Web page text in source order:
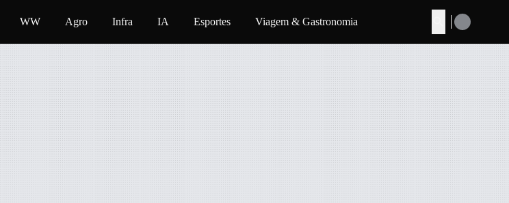
Buscar
WW Agro Infra IA Esportes Viagem & Gastronomia